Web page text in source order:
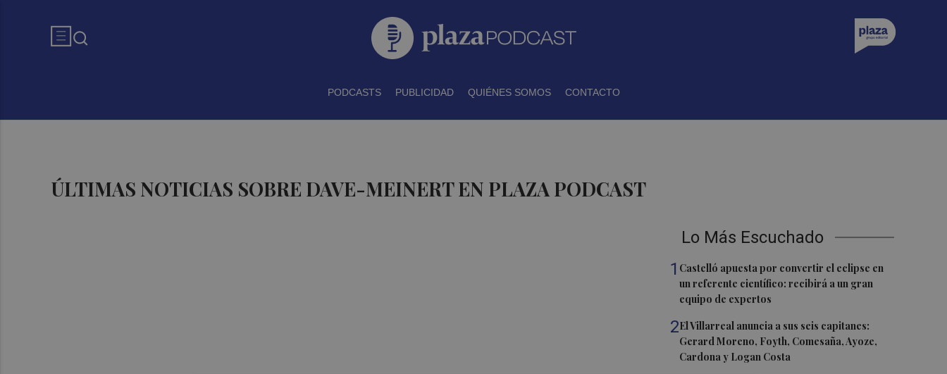
PODCASTS PUBLICIDAD QUIÉNES SOMOS CONTACTO
ÚLTIMAS NOTICIAS SOBRE DAVE-MEINERT EN PLAZA PODCAST
Lo Más Escuchado
1 Castelló apuesta por convertir el eclipse en
un referente científico: recibirá a un gran
equipo de expertos
2El Villarreal anuncia a sus seis capitanes:
Gerard Moreno, Foyth, Comesaña, Ayoze,
Cardona y Logan Costa